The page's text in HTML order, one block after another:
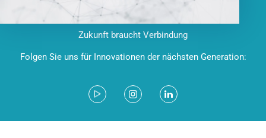
Zukunft braucht Verbindung
Folgen Sie uns für Innovationen der nächsten Generation: